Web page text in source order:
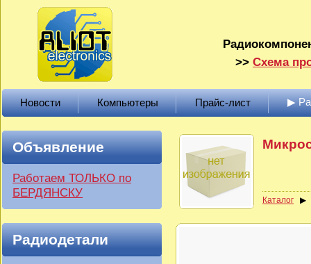
>> Схема
Новости Компьютеры Прайс-лист ▶
Объявление
Работаем ТОЛЬКО по
БЕРДЯНСКУ
Радиодетали
Каталог